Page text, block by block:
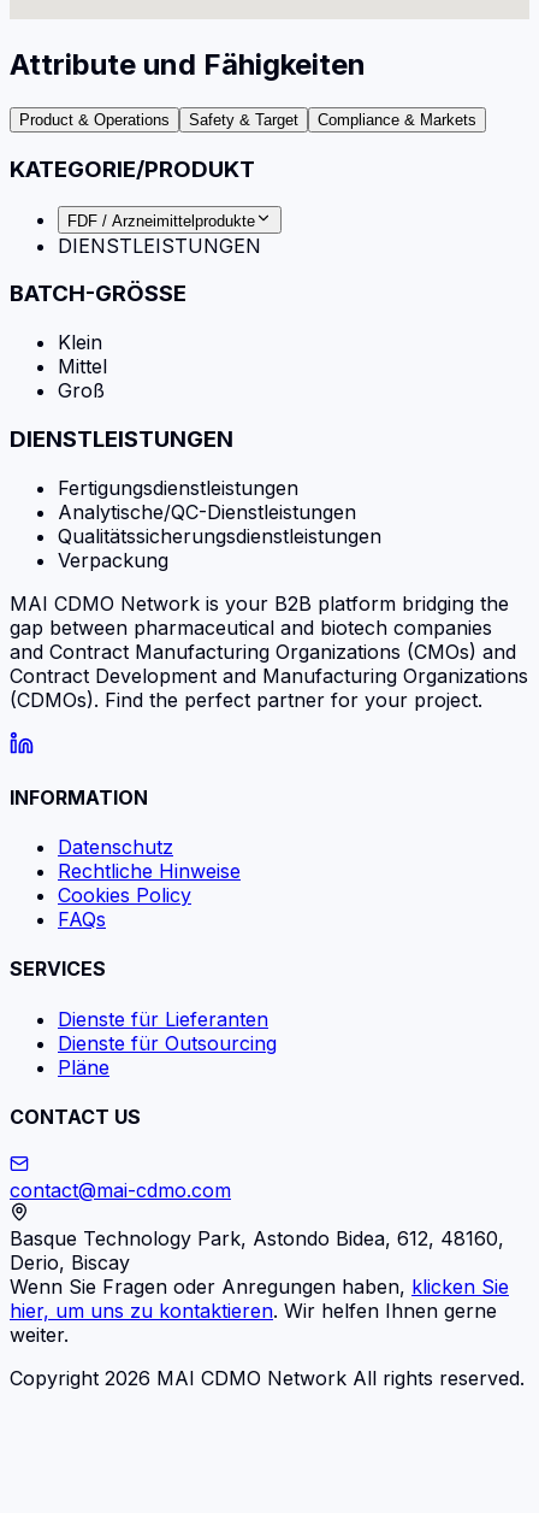
Attribute und Fähigkeiten
Product & Operations Safety & Target Compliance & Markets
KATEGORIE/PRODUKT
FDF / Arzneimittelprodukte
DIENSTLEISTUNGEN
BATCH-GRÖSSE
Klein
Mittel
Groß
DIENSTLEISTUNGEN
Fertigungsdienstleistungen
Analytische/QC-Dienstleistungen
Qualitätssicherungsdienstleistungen
Verpackung
MAI CDMO Network is your B2B platform bridging the
gap between pharmaceutical and biotech companies
and Contract Manufacturing Organizations (CMOs) and
Contract Development and Manufacturing Organizations
(CDMOs). Find the perfect partner for your project.
INFORMATION
Datenschutz
Rechtliche Hinweise
Cookies Policy
FAQs
SERVICES
Dienste für Lieferanten
Dienste für Outsourcing
Pläne
CONTACT US
contact@mai-cdmo.com
Basque Technology Park, Astondo Bidea, 612, 48160,
Derio, Biscay
Wenn Sie Fragen oder Anregungen haben, klicken Sie
hier, um uns zu kontaktieren. Wir helfen Ihnen gerne
weiter.
Copyright 2026 MAI CDMO Network All rights reserved.